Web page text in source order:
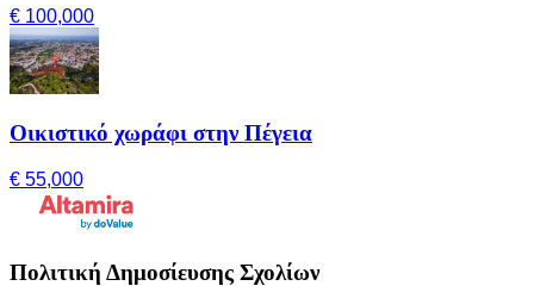
€ 100,000
Οικιστικό χωράφι στην Πέγεια
€ 55,000
Πολιτική Δημοσίευσης Σχολίων